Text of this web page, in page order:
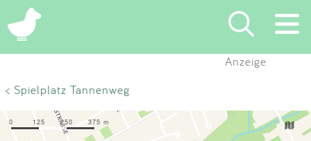
×
Suchen
Eintragen
Anzeige
< Spielplatz Tannenweg